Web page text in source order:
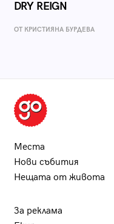
DRY REIGN
ОТ КРИСТИЯНА БУРДЕВА
Места
Нови събития
Нещата от живота
За реклама